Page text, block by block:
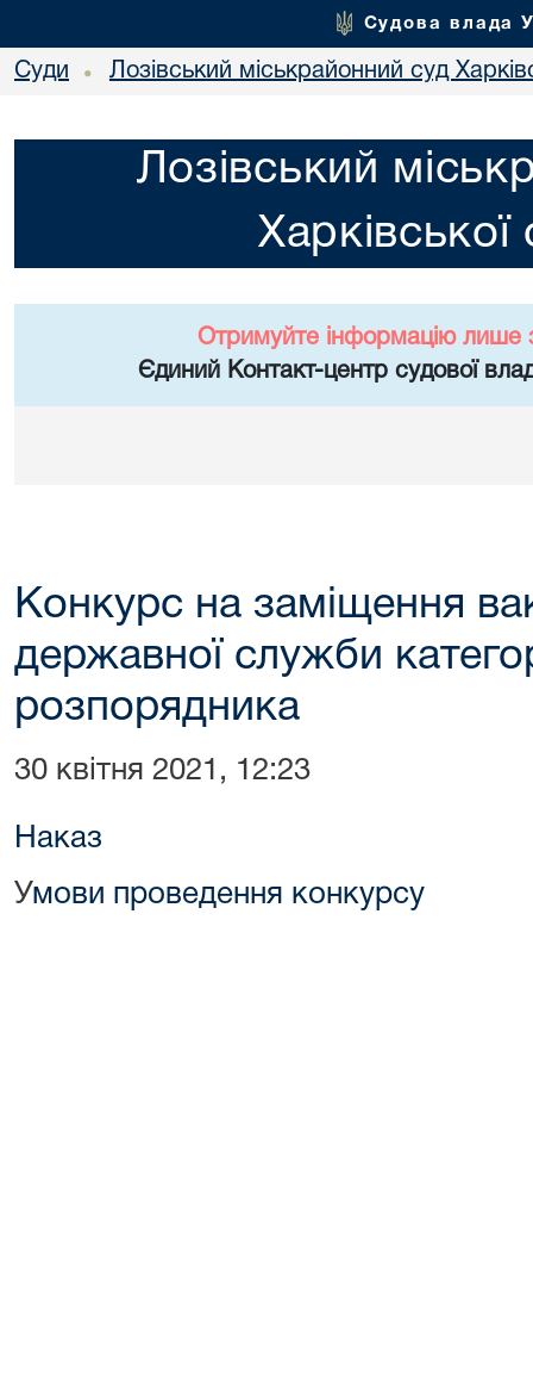
Судова влада
Суди • Лозівський міськрайонний суд
Лозівський
Харківської
Отримуйте інформацію лише
Єдиний Контакт-центр судової
Конкурс на заміщення
державної служби
розпорядника
30 квітня 2021, 12:23
Наказ
Умови проведення конкурсу